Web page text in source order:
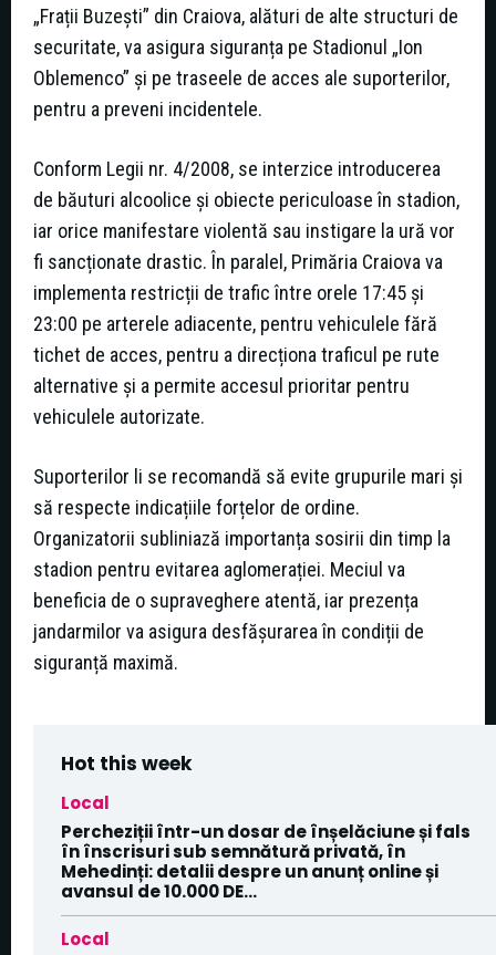
„Frații Buzești” din Craiova, alături de alte structuri de
securitate, va asigura siguranța pe Stadionul „Ion
Oblemenco” și pe traseele de acces ale suporterilor,
pentru a preveni incidentele.
Conform Legii nr. 4/2008, se interzice introducerea
de băuturi alcoolice și obiecte periculoase în stadion,
iar orice manifestare violentă sau instigare la ură vor
fi sancționate drastic. În paralel, Primăria Craiova va
implementa restricții de trafic între orele 17:45 și
23:00 pe arterele adiacente, pentru vehiculele fără
tichet de acces, pentru a direcționa traficul pe rute
alternative și a permite accesul prioritar pentru
vehiculele autorizate.
Suporterilor li se recomandă să evite grupurile mari și
să respecte indicațiile forțelor de ordine.
Organizatorii subliniază importanța sosirii din timp la
stadion pentru evitarea aglomerației. Meciul va
beneficia de o supraveghere atentă, iar prezența
jandarmilor va asigura desfășurarea în condiții de
siguranță maximă.
Hot this week
Local
Percheziții într-un dosar de înșelăciune și fals
în înscrisuri sub semnătură privată, în
Mehedinți: detalii despre un anunț online și
avansul de 10.000 DE...
Local